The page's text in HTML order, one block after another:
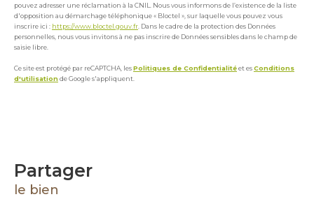
pouvez adresser une réclamation à la CNIL. Nous vous informons de l’existence de la liste
d'opposition au démarchage téléphonique « Bloctel », sur laquelle vous pouvez vous
inscrire ici : https://www.bloctel.gouv.fr . Dans le cadre de la protection des Données
personnelles, nous vous invitons à ne pas inscrire de Données sensibles dans le champ de
saisie libre.
Ce site est protégé par reCAPTCHA, lesPolitiques de Confidentialitéet esConditions
d'utilisationde Google s'appliquent.
partager
le bien